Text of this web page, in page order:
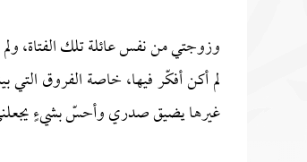
وزوجتي من نفس عائلة تلك الفتاة،
لم أكن أفكّر فيها، خاصة الفروق التي
غيرها يضيق صدري وأحسّ بشيءٍ